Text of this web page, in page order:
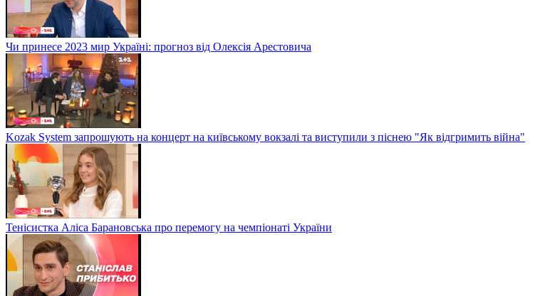
Чи принесе 2023 мир Україні: прогноз від Олексія Арестовича
Kozak System запрошують на концерт на київському вокзалі та виступили з піснею "Як відгримить війна"
Тенісистка Аліса Барановська про перемогу на чемпіонаті України